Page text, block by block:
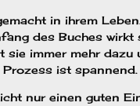
in ihrem
des Buches
sie immer mehr dazu
ist spannend.
nur einen guten